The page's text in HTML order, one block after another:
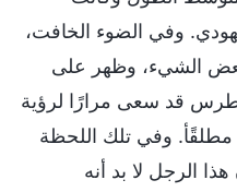
وفي الضوء الخافت،
بعض الشيء، وظهر على
قد سعى مرارًا لرؤية
وفي تلك اللحظة
الرجل لا بد أنه